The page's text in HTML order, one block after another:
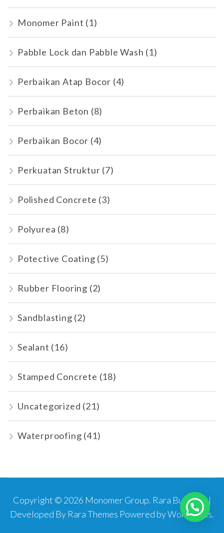
Monomer Paint (1)
Pabble Lock dan Pabble Wash (1)
Perbaikan Atap Bocor (4)
Perbaikan Beton (8)
Perbaikan Bocor (4)
Perkuatan Struktur (7)
Polished Concrete (3)
Polyurea (8)
Potective Coating (5)
Rubber Flooring (2)
Sandblasting (2)
Sealant (16)
Stamped Concrete (18)
Uncategorized (21)
Waterproofing (41)
Copyright © 2026 Monomer Group. Rara Business |
Developed By Rara Themes Powered byWordPress.